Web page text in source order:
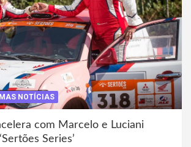
NOTÍCIAS
com Marcelo e Luciani
Series’